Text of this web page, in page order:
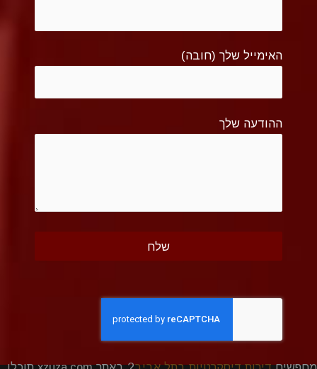
האימייל שלך (חובה)
ההודעה שלך